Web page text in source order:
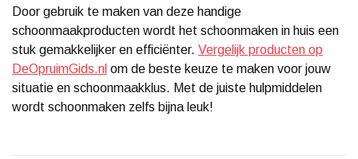
Door gebruik te maken van deze handige
schoonmaakproducten wordt het schoonmaken in huis een
stuk gemakkelijker en efficiënter. Vergelijk producten op
DeOpruimGids.nl om de beste keuze te maken voor jouw
situatie en schoonmaakklus. Met de juiste hulpmiddelen
wordt schoonmaken zelfs bijna leuk!